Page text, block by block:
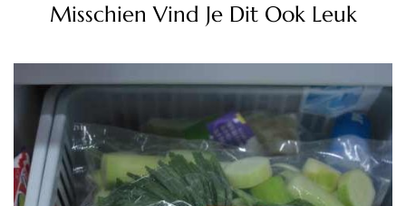
Misschien Vind Je Dit Ook Leuk